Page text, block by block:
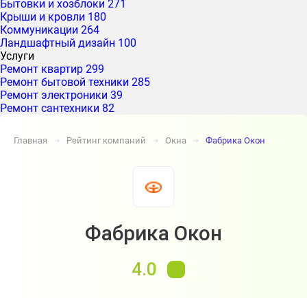
Бытовки и хозблоки 271
Крыши и кровли 180
Коммуникации 264
Ландшафтный дизайн 100
Услуги
Ремонт квартир 299
Ремонт бытовой техники 285
Ремонт электроники 39
Ремонт сантехники 82
Главная ➔ Рейтинг компаний ➔ Окна ➔ Фабрика Окон
Фабрика Окон
4.0